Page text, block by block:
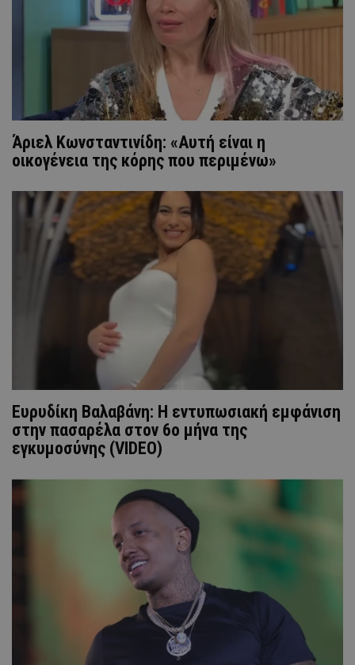
Άριελ Κωνσταντινίδη: «Αυτή είναι η
οικογένεια της κόρης που περιμένω»
Ευρυδίκη Βαλαβάνη: Η εντυπωσιακή εμφάνιση
στην πασαρέλα στον 6ο μήνα της
εγκυμοσύνης (VIDEO)